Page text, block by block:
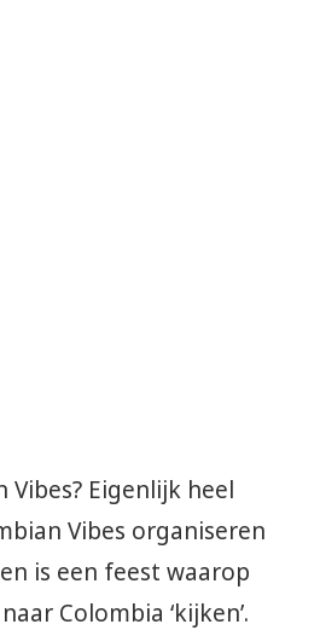
Vibes? Eigenlijk heel
Vibes organiseren
is een feest waarop
Colombia ‘kijken’.